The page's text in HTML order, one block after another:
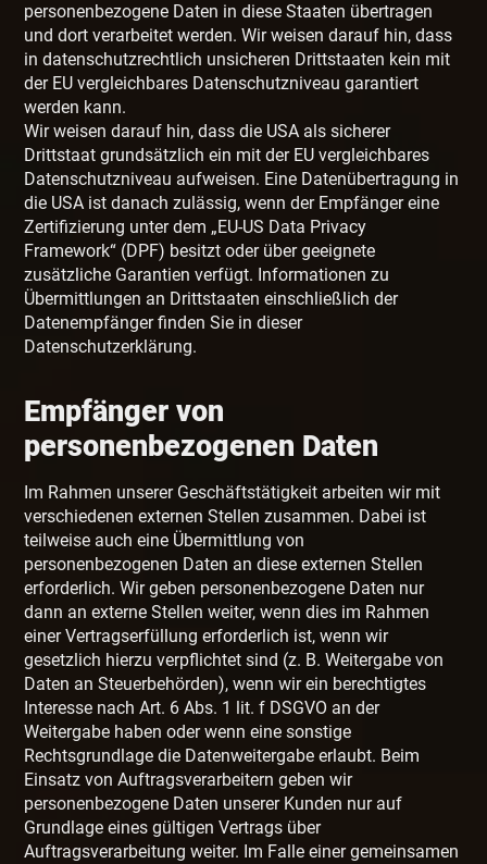
personenbezogene Daten in diese Staaten übertragen
und dort verarbeitet werden. Wir weisen darauf hin, dass
in datenschutzrechtlich unsicheren Drittstaaten kein mit
der EU vergleichbares Datenschutzniveau garantiert
werden kann.
Wir weisen darauf hin, dass die USA als sicherer
Drittstaat grundsätzlich ein mit der EU vergleichbares
Datenschutzniveau aufweisen. Eine Datenübertragung in
die USA ist danach zulässig, wenn der Empfänger eine
Zertifizierung unter dem „EU-US Data Privacy
Framework“ (DPF) besitzt oder über geeignete
zusätzliche Garantien verfügt. Informationen zu
Übermittlungen an Drittstaaten einschließlich der
Datenempfänger finden Sie in dieser
Datenschutzerklärung.
Empfänger von
personenbezogenen Daten
Im Rahmen unserer Geschäftstätigkeit arbeiten wir mit
verschiedenen externen Stellen zusammen. Dabei ist
teilweise auch eine Übermittlung von
personenbezogenen Daten an diese externen Stellen
erforderlich. Wir geben personenbezogene Daten nur
dann an externe Stellen weiter, wenn dies im Rahmen
einer Vertragserfüllung erforderlich ist, wenn wir
gesetzlich hierzu verpflichtet sind (z. B. Weitergabe von
Daten an Steuerbehörden), wenn wir ein berechtigtes
Interesse nach Art. 6 Abs. 1 lit. f DSGVO an der
Weitergabe haben oder wenn eine sonstige
Rechtsgrundlage die Datenweitergabe erlaubt. Beim
Einsatz von Auftragsverarbeitern geben wir
personenbezogene Daten unserer Kunden nur auf
Grundlage eines gültigen Vertrags über
Auftragsverarbeitung weiter. Im Falle einer gemeinsamen